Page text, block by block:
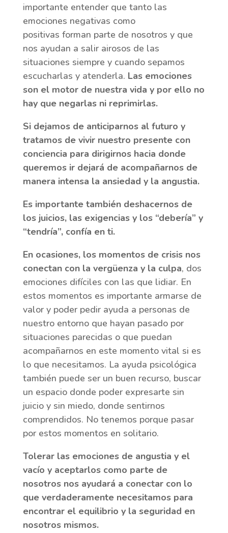
importante entender que tanto las
emociones negativas como
positivas forman parte de nosotros y que
nos ayudan a salir airosos de las
situaciones siempre y cuando sepamos
escucharlas y atenderla. Las emociones
son el motor de nuestra vida y por ello no
hay que negarlas ni reprimirlas.
Si dejamos de anticiparnos al futuro y
tratamos de vivir nuestro presente con
conciencia para dirigirnos hacia donde
queremos ir dejará de acompañarnos de
manera intensa la ansiedad y la angustia.
Es importante también deshacernos de
los juicios, las exigencias y los “debería” y
“tendría”, confía en ti.
En ocasiones, los momentos de crisis nos
conectan con la vergüenza y la culpa, dos
emociones difíciles con las que lidiar. En
estos momentos es importante armarse de
valor y poder pedir ayuda a personas de
nuestro entorno que hayan pasado por
situaciones parecidas o que puedan
acompañarnos en este momento vital si es
lo que necesitamos. La ayuda psicológica
también puede ser un buen recurso, buscar
un espacio donde poder expresarte sin
juicio y sin miedo, donde sentirnos
comprendidos. No tenemos porque pasar
por estos momentos en solitario.
Tolerar las emociones de angustia y el
vacío y aceptarlos como parte de
nosotros nos ayudará a conectar con lo
que verdaderamente necesitamos para
encontrar el equilibrio y la seguridad en
nosotros mismos.